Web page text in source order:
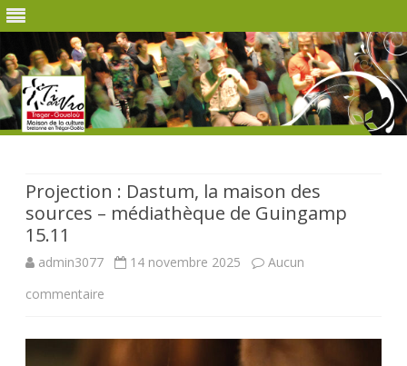
Projection : Dastum, la maison des
sources – médiathèque de Guingamp
15.11
admin3077 14 novembre 2025
Aucun
commentaire